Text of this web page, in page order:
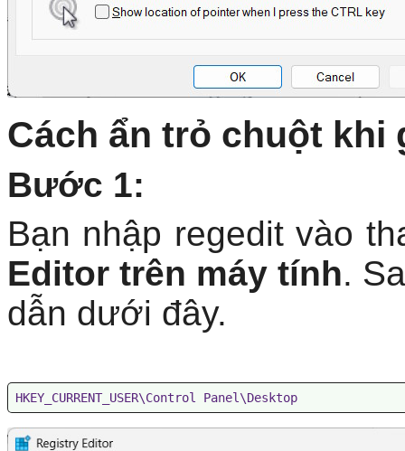
Cách ẩn trỏ chuột khi
Bước 1:
Bạn nhập regedit vào
Editor trên máy tính.
dẫn dưới đây.
HKEY_CURRENT_USER\Control Panel\Desktop